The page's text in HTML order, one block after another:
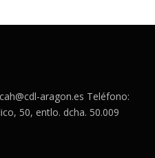
aragon.es Teléfono:
50, entlo. dcha. 50.009